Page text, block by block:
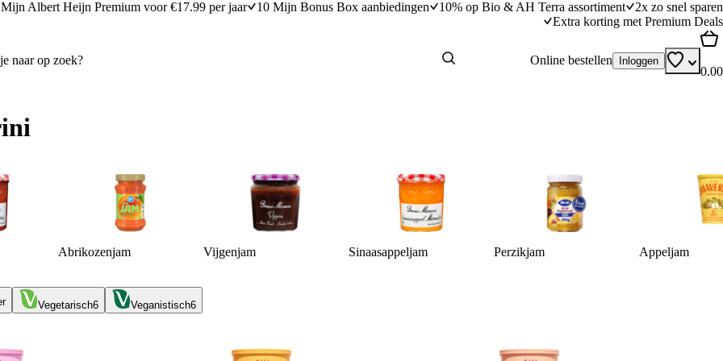
Mijn Albert Heijn Premium voor €17.99 per jaar 10 Mijn Bonus Box aanbiedingen 10% op Bio & AH Terra assortiment
2x zo snel sparen
Extra korting met Premium Deals
Online bestellen Inloggen
0.00
Abrikozenjam Vijgenjam Sinaasappeljam Perzikjam Appeljam
Vegetarisch6 Veganistisch6